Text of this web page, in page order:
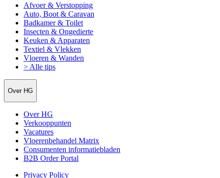
Afvoer & Verstopping
Auto, Boot & Caravan
Badkamer & Toilet
Insecten & Ongedierte
Keuken & Apparaten
Textiel & Vlekken
Vloeren & Wanden
> Alle tips
Over HG
Over HG
Verkooppunten
Vacatures
Vloerenbehandel Matrix
Consumenten informatiebladen
B2B Order Portal
Privacy Policy